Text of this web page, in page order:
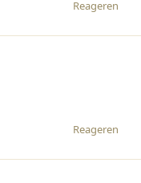
Reageren
Reageren